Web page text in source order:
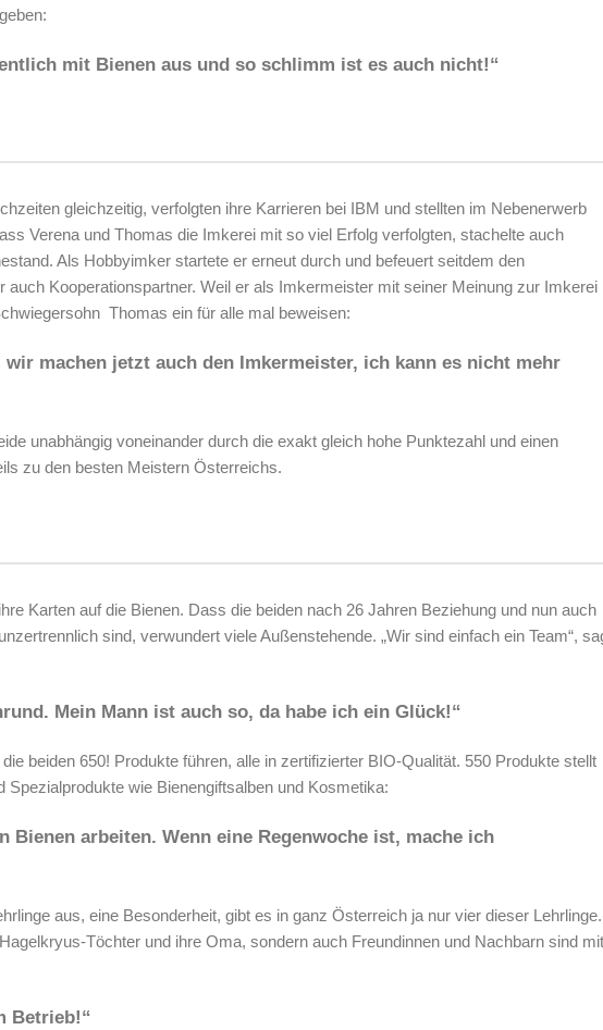
mit Bienen aus und so schlimm ist es auch nicht!“
gleichzeitig, verfolgten ihre Karrieren bei IBM und stellten im Nebenerwerb
Verena und Thomas die Imkerei mit so viel Erfolg verfolgten, stachelte auch
Als Hobbyimker startete er erneut durch und befeuert seitdem den
auch Kooperationspartner. Weil er als Imkermeister mit seiner Meinung zur Imkerei
Thomas ein für alle mal beweisen:
wir machen jetzt auch den Imkermeister, ich kann es nicht mehr
unabhängig voneinander durch die exakt gleich hohe Punktezahl und einen
zu den besten Meistern Österreichs.
Karten auf die Bienen. Dass die beiden nach 26 Jahren Beziehung und nun auch
sind, verwundert viele Außenstehende. „Wir sind einfach ein Team“,
Mein Mann ist auch so, da habe ich ein Glück!“
beiden 650! Produkte führen, alle in zertifizierter BIO-Qualität. 550 Produkte stellt
wie Bienengiftsalben und Kosmetika:
Bienen arbeiten. Wenn eine Regenwoche ist, mache ich
aus, eine Besonderheit, gibt es in ganz Österreich ja nur vier dieser Lehrlinge.
Töchter und ihre Oma, sondern auch Freundinnen und Nachbarn sind mit
Betrieb!“